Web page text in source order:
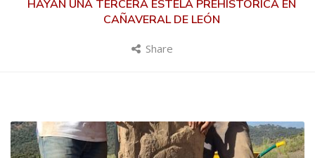
HAYAN UNA TERCERA ESTELA PREHISTÓRICA EN
CAÑAVERAL DE LEÓN
Share